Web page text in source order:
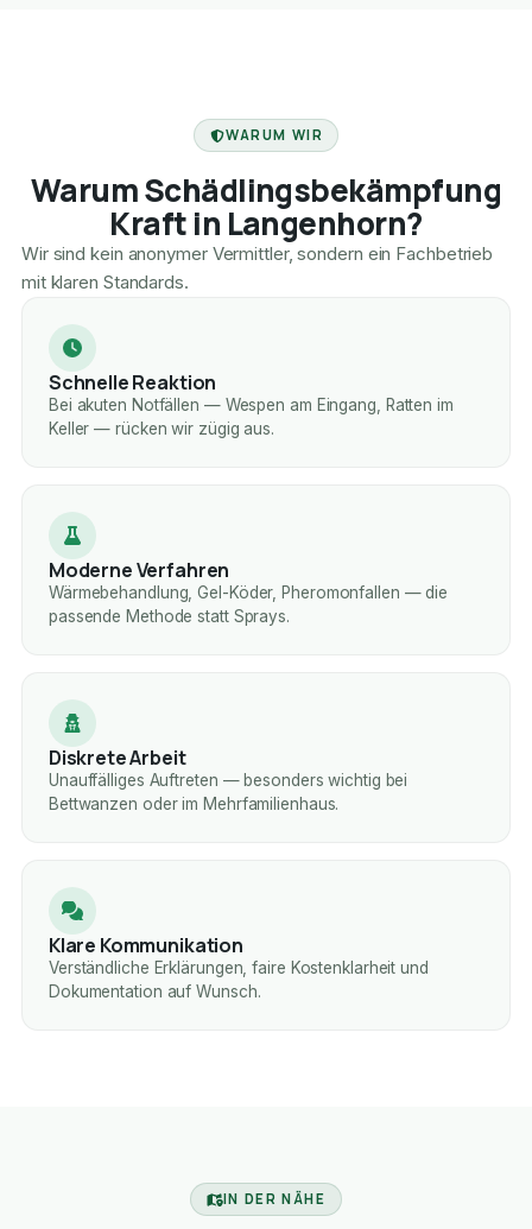
WARUM WIR
Warum Schädlingsbekämpfung
Kraft in Langenhorn?
Wir sind kein anonymer Vermittler, sondern ein Fachbetrieb
mit klaren Standards.
Schnelle Reaktion
Bei akuten Notfällen — Wespen am Eingang, Ratten im
Keller — rücken wir zügig aus.
Moderne Verfahren
Wärmebehandlung, Gel-Köder, Pheromonfallen — die
passende Methode statt Sprays.
Diskrete Arbeit
Unauffälliges Auftreten — besonders wichtig bei
Bettwanzen oder im Mehrfamilienhaus.
Klare Kommunikation
Verständliche Erklärungen, faire Kostenklarheit und
Dokumentation auf Wunsch.
IN DER NÄHE